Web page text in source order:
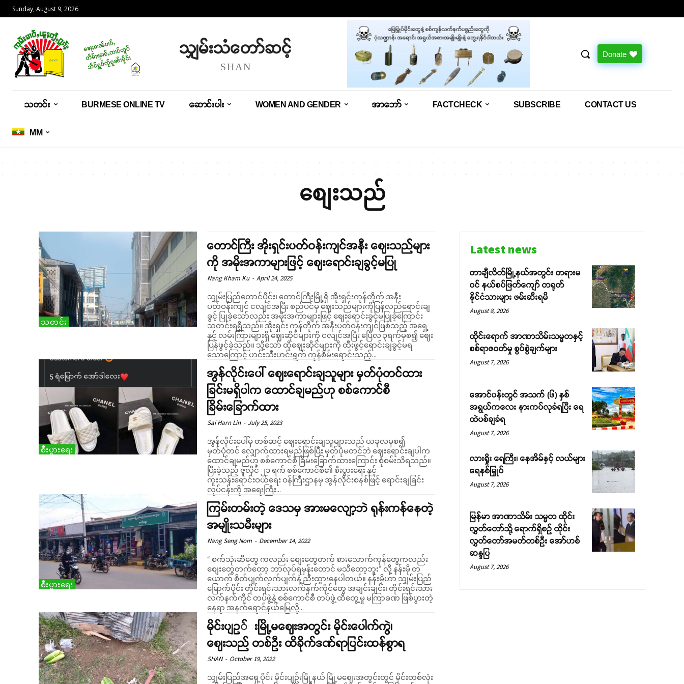
Sunday, August 9, 2026
သျှမ်းသံတော်ဆင့်
SHAN
Donate
သတင်း BURMESE ONLINE TV ဆောင်းပါး WOMEN AND GENDER အာဘော် FACTCHECK SUBSCRIBE CONTACT US
MM
စျေးသည်
သတင်း
တောင်ကြီး အိုးရှင်းပတ်ဝန်းကျင်အနီး ဈေးသည်များ
ကို အမိုးအကာများဖြင့် ဈေးရောင်းချခွင့်မပြု
Nang Kham Ku - April 24, 2025
သျှမ်းပြည်တောင်ပိုင်း၊ တောင်ကြီးမြို့ရှိ အိုးရှင်း‌ကုန်တိုက် အနီး
ပတ်ဝန်းကျင် ငလျင်အပြီး စည်ပင်မှ ဈေးသည်များကိုပြန်လည်ရောင်းချ
ခွင့် ပြုခဲ့သော်လည်း အမိုးအကာများဖြင့် ဈေးရောင်းခွင့်မပြုခဲ့ကြောင်း
သတင်းရရှိသည်။ အိုးရှင်း ကုန်တိုက် အနီးပတ်ဝန်းကျင်ဖြစ်သည့် အရှေ့
နှင့် လမ်းကြားများရှိ ဈေးဆိုင်များကို ငလျင်အပြီး ဧပြီလ ၃ရက်မှစ၍ ဈေး
ပြန်ဖွင့်ခဲ့သည်။ သို့သော် ထိုဈေးဆိုင်များကို ထီးဖွင့်ရောင်းချခွင့်မရ
သောကြောင့် ဟင်းသီးဟင်းရွက် ကုန်စိမ်းရောင်းသည့်...
စီးပွားရေး
အွန်လိုင်းပေါ် ဈေးရောင်းချသူများ မှတ်ပုံတင်ထား
ခြင်းမရှိပါက ထောင်ချမည်ဟု စစ်ကောင်စီ
ခြိမ်းခြောက်ထား
Sai Harn Lin - July 25, 2023
အွန်လိုင်းပေါ်မှ တစ်ဆင့် ဈေးရောင်းချသူများသည် ယခုလမှစ၍
မှတ်ပုံတင် လျှောက်ထားရမည်ဖြစ်ပြီး မှတ်ပုံမတင်ဘဲ ဈေးရောင်းချပါက
ထောင်ချမည်ဟု စစ်ကောင်စီ ခြိမ်းခြောက်ထားကြောင်း စုံစမ်းသိရသည်။
ပြီးခဲ့သည့် ဇူလိုင် ၂၁ ရက် စစ်ကောင်စီ၏ စီးပွားရေး နှင့်
ကူးသန်းရောင်းဝယ်ရေး ဝန်ကြီးဌာနမှ အွန်လိုင်းစနစ်ဖြင့် ရောင်းချခြင်း
လုပ်ငန်းကို အရေးကြီး...
စီးပွားရေး
ကြမ်းတမ်းတဲ့ ဒေသမှ အားမလျော့ဘဲ ရုန်းကန်နေတဲ့
အမျိုးသမီးများ
Nang Seng Nom - December 14, 2022
“ စက်သုံးဆီတွေ ကလည်း စျေးတွေတက် စားသောက်ကုန်တွေကလည်း
စျေးတွေတက်တော့ ဘာလုပ်ရမှန်းတောင် မသိတော့ဘူး” လို့ နန်းမို တ
ယောက် စိတ်ပျက်လက်ပျက်နဲ့ ညီးထွားနေပါတယ်။ နန်းမိုဟာ သျှမ်းပြည်
မြောက်ပိုင်း တိုင်းရင်းသားလက်နက်ကိုင်တွေ အချင်းချင်း၊ တိုင်းရင်းသား
လက်နက်ကိုင် တပ်ဖွဲ့နဲ့ စစ်ကောင်စီ တပ်ဖွဲ့ ထိတွေ့မှု မကြာခဏ ဖြစ်ပွားတဲ့
နေရာ အနက်ရောင်နယ်မြေလို့...
မိုင်းပျဥ်းမြို့မဈေးအတွင်း မိုင်းပေါက်ကွဲ၊
ဈေးသည် တစ်ဦး ထိခိုက်ဒဏ်ရာပြင်းထန်စွာရ
SHAN - October 19, 2022
သျှမ်းပြည်အရှေ့ပိုင်း မိုင်းပျဥ်းမြို့နယ် မြို့မဈေးအတွင်းတွင် မိုင်းတစ်လုံး
Latest news
တာချီလိတ်မြို့နယ်အတွင်း တရားမ
ဝင် နယ်စပ်ဖြတ်ကျော် တရုတ်
နိုင်ငံသားများ ဖမ်းဆီးရမိ
August 8, 2026
ထိုင်းရောက် အာဏာသိမ်းသမ္မတနှင့်
စစ်ရာဇဝတ်မှု စွပ်စွဲချက်များ
August 7, 2026
အောင်ပန်းတွင် အသက် (၆) နှစ်
အရွယ်ကလေး နားကပ်လုခံရပြီး ရေ
ထဲပစ်ချခံရ
August 7, 2026
လားရှိုး ရေကြီး၊ နေအိမ်နှင့် လယ်များ
ရေနစ်မြှုပ်
August 7, 2026
မြန်မာ အာဏာသိမ်း သမ္မတ ထိုင်း
လွှတ်တော်သို့ ရောက်ရှိစဉ် ထိုင်း
လွှတ်တော်အမတ်တစ်ဦး အော်ဟစ်
ဆန္ဒပြ
August 7, 2026